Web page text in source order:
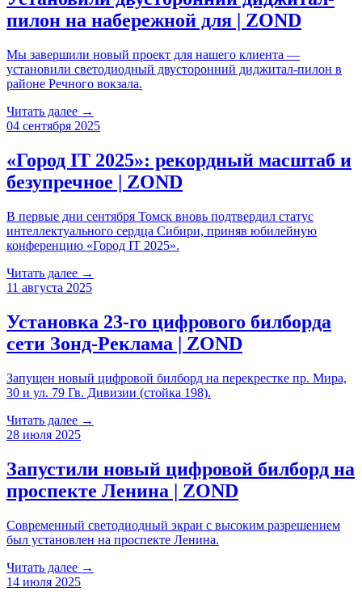
пилон на набережной для | ZOND
Мы завершили новый проект для нашего клиента —
установили светодиодный двусторонний диджитал-пилон в
районе Речного вокзала.
Читать далее →
04 сентября 2025
«Город IT 2025»: рекордный масштаб и
безупречное | ZOND
В первые дни сентября Томск вновь подтвердил статус
интеллектуального сердца Сибири, приняв юбилейную
конференцию «Город IT 2025».
Читать далее →
11 августа 2025
Установка 23-го цифрового билборда
сети Зонд-Реклама | ZOND
Запущен новый цифровой билборд на перекрестке пр. Мира,
30 и ул. 79 Гв. Дивизии (стойка 198).
Читать далее →
28 июля 2025
Запустили новый цифровой билборд на
проспекте Ленина | ZOND
Современный светодиодный экран с высоким разрешением
был установлен на проспекте Ленина.
Читать далее →
14 июля 2025